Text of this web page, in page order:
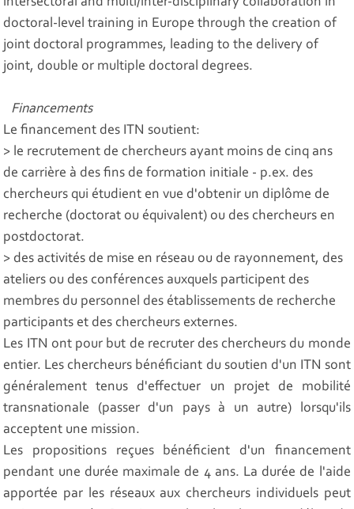
doctoral-level training in Europe through the creation of
joint doctoral programmes, leading to the delivery of
joint, double or multiple doctoral degrees.
Financements
Le financement des ITN soutient:
> le recrutement de chercheurs ayant moins de cinq ans
de carrière à des fins de formation initiale - p.ex. des
chercheurs qui étudient en vue d'obtenir un diplôme de
recherche (doctorat ou équivalent) ou des chercheurs en
postdoctorat.
> des activités de mise en réseau ou de rayonnement, des
ateliers ou des conférences auxquels participent des
membres du personnel des établissements de recherche
participants et des chercheurs externes.
Les ITN ont pour but de recruter des chercheurs du monde
entier. Les chercheurs bénéficiant du soutien d'un ITN sont
généralement tenus d'effectuer un projet de mobilité
transnationale (passer d'un pays à un autre) lorsqu'ils
acceptent une mission.
Les propositions reçues bénéficient d'un financement
pendant une durée maximale de 4 ans. La durée de l'aide
apportée par les réseaux aux chercheurs individuels peut